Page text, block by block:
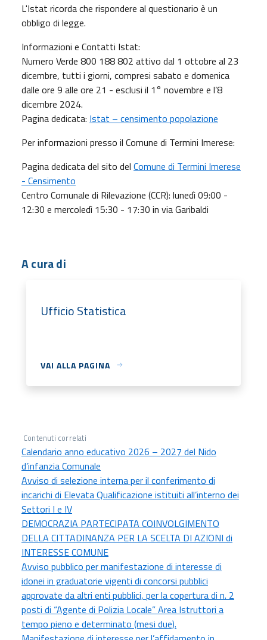
L'Istat ricorda che rispondere al questionario è un
obbligo di legge.
Informazioni e Contatti Istat:
Numero Verde 800 188 802 attivo dal 1 ottobre al 23
dicembre, tutti i giorni, compresi sabato e domenica
dalle ore 9 alle ore 21 - esclusi il 1° novembre e l’8
dicembre 2024.
Pagina dedicata: Istat – censimento popolazione
Per informazioni presso il Comune di Termini Imerese:
Pagina dedicata del sito del Comune di Termini Imerese
- Censimento
Centro Comunale di Rilevazione (CCR): lunedì 09:00 -
12:30 e mercoledì 15:30 - 17:30 in via Garibaldi
A cura di
Ufficio Statistica
VAI ALLA PAGINA
Contenuti correlati
Calendario anno educativo 2026 – 2027 del Nido
d’infanzia Comunale
Avviso di selezione interna per il conferimento di
incarichi di Elevata Qualificazione istituiti all’interno dei
Settori I e IV
DEMOCRAZIA PARTECIPATA COINVOLGIMENTO
DELLA CITTADINANZA PER LA SCELTA DI AZIONI di
INTERESSE COMUNE
Avviso pubblico per manifestazione di interesse di
idonei in graduatorie vigenti di concorsi pubblici
approvate da altri enti pubblici, per la copertura di n. 2
posti di “Agente di Polizia Locale” Area Istruttori a
tempo pieno e determinato (mesi due).